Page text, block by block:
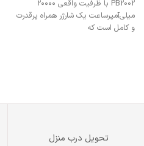
PB2002 با ظرفیت واقعی ۲۰۰۰۰
میلی‌آمپر‌ساعت یک شارژر همراه پرقدرت
و کامل است که
تحویل درب منزل